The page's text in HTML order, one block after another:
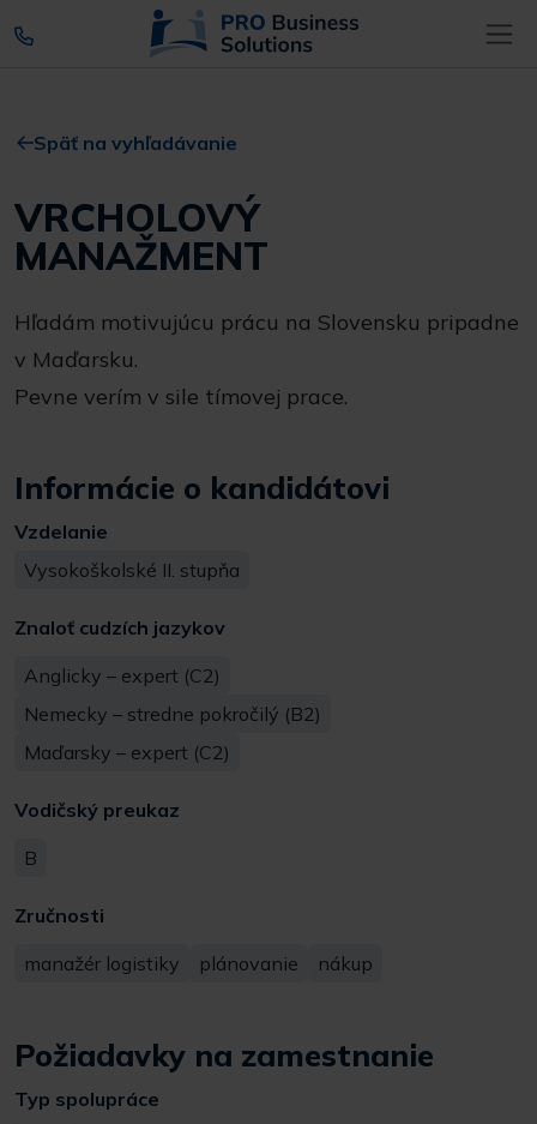
Späť na vyhľadávanie
VRCHOLOVÝ
MANAŽMENT
Hľadám motivujúcu prácu na Slovensku pripadne
v Maďarsku.
Pevne verím v sile tímovej prace.
Informácie o kandidátovi
Vzdelanie
Vysokoškolské II. stupňa
Znaloť cudzích jazykov
Anglicky – expert (C2)
Nemecky – stredne pokročilý (B2)
Maďarsky – expert (C2)
Vodičský preukaz
B
Zručnosti
manažér logistiky
plánovanie nákup
Požiadavky na zamestnanie
Typ spolupráce